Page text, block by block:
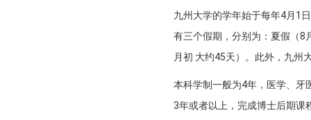
九州大学的学年始于每年4月1
有三个假期，分别为：夏假（8
月初 大约45天）。此外，九州
本科学制一般为4年，医学、牙
3年或者以上，完成博士后期课